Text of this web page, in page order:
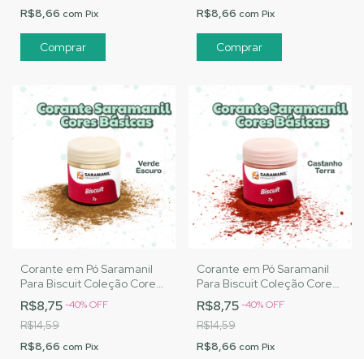
R$8,66 com Pix R$8,66 com Pix
Corante em Pó Saramanil
Para Biscuit Coleção Cores
Básicas - Verde Escuro
R$8,75-40%OFF
R$14,59
R$8,66 com Pix
Corante em Pó Saramanil
Para Biscuit Coleção Cores
Básicas - Castanho Terra
R$8,75-40%OFF
R$14,59
R$8,66 com Pix